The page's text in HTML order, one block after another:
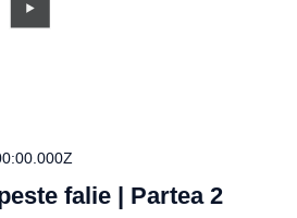
falie | Partea 2